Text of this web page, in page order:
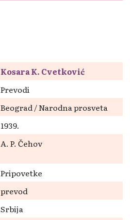
Kosara K. Cvetković
Prevodi
Beograd / Narodna prosveta
1939.
A. P. Čehov
Pripovetke
prevod
Srbija